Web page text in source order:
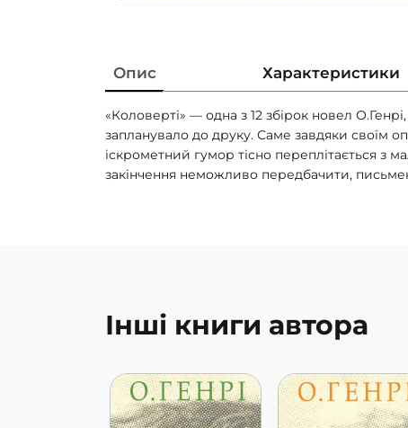
Опис Характеристики
«Коловерті» — одна з 12 збірок новел
запланувало до друку. Саме завдяки своїм
іскрометний гумор тісно переплітається з
закінчення неможливо передбачити,
Інші книги автора